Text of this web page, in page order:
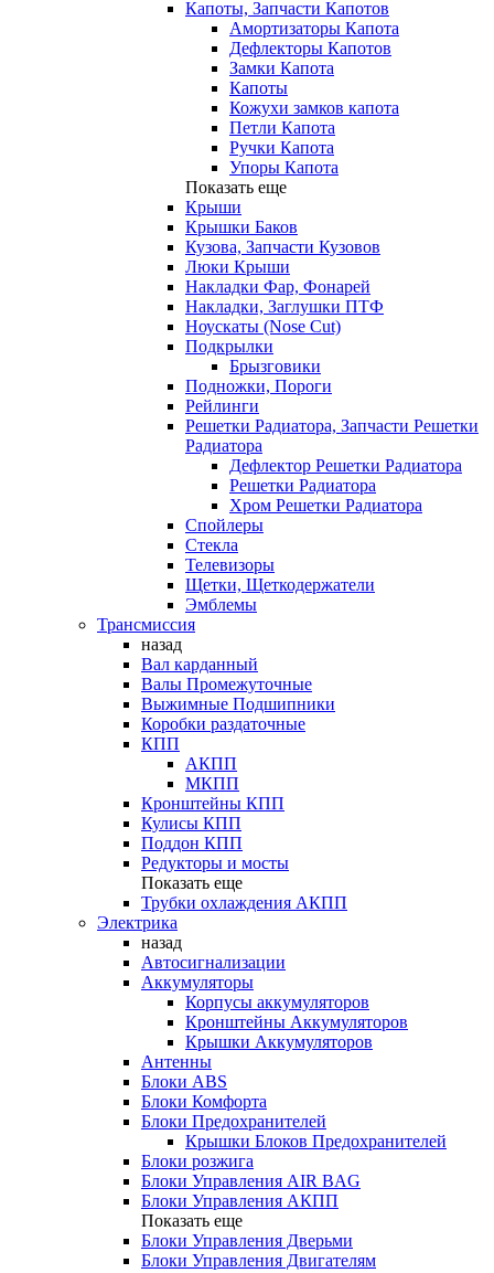
Капоты, Запчасти Капотов
Амортизаторы Капота
Дефлекторы Капотов
Замки Капота
Капоты
Кожухи замков капота
Петли Капота
Ручки Капота
Упоры Капота
Показать еще
Крыши
Крышки Баков
Кузова, Запчасти Кузовов
Люки Крыши
Накладки Фар, Фонарей
Накладки, Заглушки ПТФ
Ноускаты (Nose Cut)
Подкрылки
Брызговики
Подножки, Пороги
Рейлинги
Решетки Радиатора, Запчасти Решетки
Радиатора
Дефлектор Решетки Радиатора
Решетки Радиатора
Хром Решетки Радиатора
Спойлеры
Стекла
Телевизоры
Щетки, Щеткодержатели
Эмблемы
Трансмиссия
назад
Вал карданный
Валы Промежуточные
Выжимные Подшипники
Коробки раздаточные
КПП
АКПП
МКПП
Кронштейны КПП
Кулисы КПП
Поддон КПП
Редукторы и мосты
Показать еще
Трубки охлаждения АКПП
Электрика
назад
Автосигнализации
Аккумуляторы
Корпусы аккумуляторов
Кронштейны Аккумуляторов
Крышки Аккумуляторов
Антенны
Блоки ABS
Блоки Комфорта
Блоки Предохранителей
Крышки Блоков Предохранителей
Блоки розжига
Блоки Управления AIR BAG
Блоки Управления АКПП
Показать еще
Блоки Управления Дверьми
Блоки Управления Двигателям